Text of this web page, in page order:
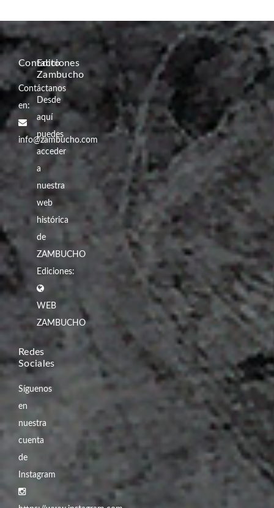
Contacto
Contáctanos
en:
info@zambucho.com
Ediciones
Zambucho
Desde
aquí
puedes
acceder
a
nuestra
web
histórica
de
ZAMBUCHO
Ediciones:
WEB
ZAMBUCHO
Redes
Sociales
Síguenos
en
nuestra
cuenta
de
Instagram